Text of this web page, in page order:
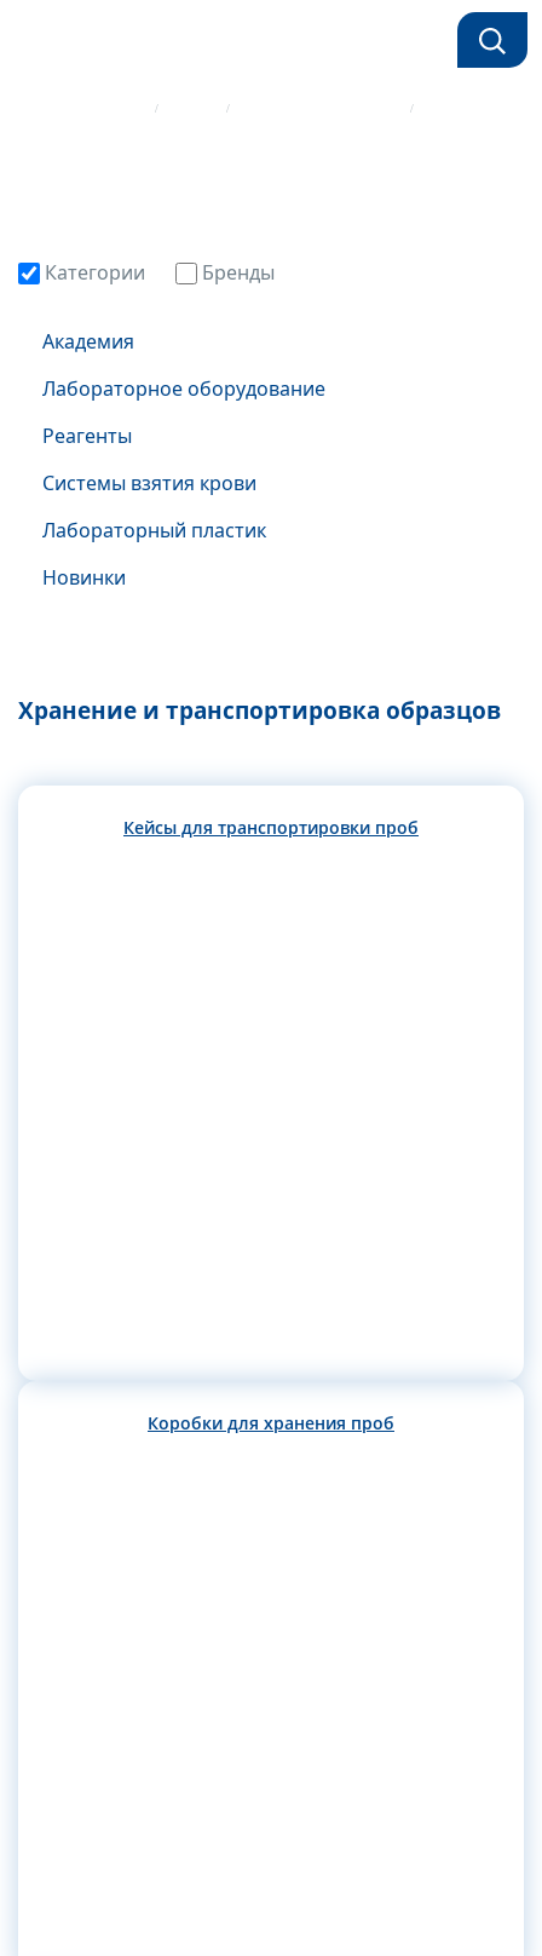
Хранение и транспортировка образцов
Кейсы для транспортировки проб
Коробки для хранения проб
Категории Бренды
Академия
Лабораторное оборудование
Реагенты
Системы взятия крови
Лабораторный пластик
Новинки